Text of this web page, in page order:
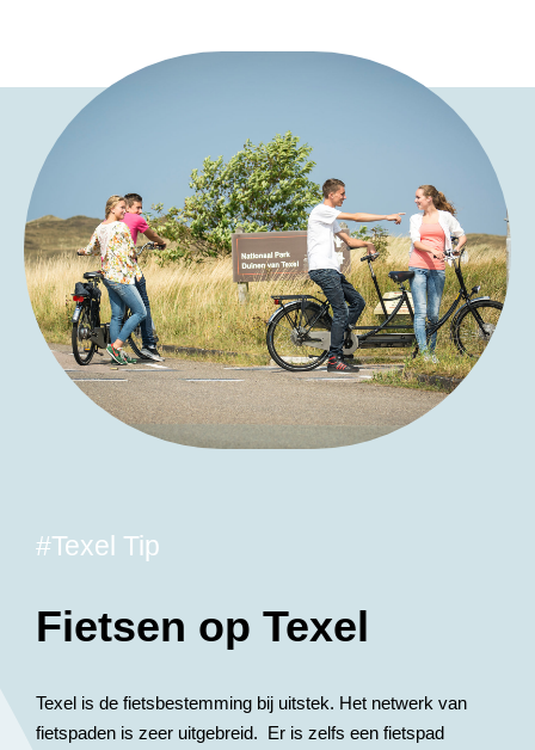
#Texel Tip
Fietsen op Texel
Texel is de fietsbestemming bij uitstek. Het netwerk van
fietspaden is zeer uitgebreid. Er is zelfs een fietspad